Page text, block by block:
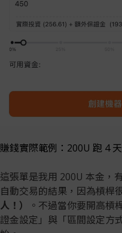
賺錢實際範例：200U 跑 4
這張單是我用 200U 本金，
自動交易的結果，因為槓桿
人！）
。不過當你要開高槓
證金設定」與「區間設定方